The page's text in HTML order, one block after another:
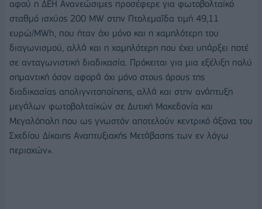
αφού η ΔΕΗ Ανανεώσιμες προσέφερε για φωτοβολταϊκό
σταθμό ισχύος 200 MW στην Πτολεμαΐδα τιμή 49,11
ευρώ/MWh, που ήταν όχι μόνο και η χαμηλότερη του
διαγωνισμού, αλλά και η χαμηλότερη που έχει υπάρξει ποτέ
σε ανταγωνιστική διαδικασία. Πρόκειται για μια εξέλιξη πολύ
σημαντική όσον αφορά όχι μόνο στους όρους της
διαδικασίας απολιγνιτοποίησης, αλλά και στην ανάπτυξη
μεγάλων φωτοβολταϊκών σε Δυτική Μακεδονία και
Μεγαλόπολη που ως γνωστόν αποτελούν κεντρικό άξονα του
Σχεδίου Δίκαιης Αναπτυξιακής Μετάβασης των εν λόγω
περιοχών».